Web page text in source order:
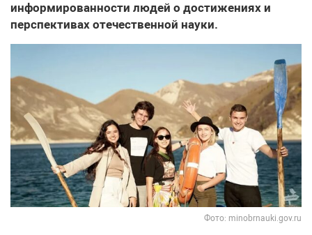
информированности людей о достижениях и
перспективах отечественной науки.
Фото: minobrnauki.gov.ru